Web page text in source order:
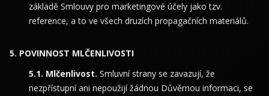
základě Smlouvy pro marketingové účely jako tzv.
reference, a to ve všech druzích propagačních materiálů.
POVINNOST MLČENLIVOSTI
Mlčenlivost. Smluvní strany se zavazují, že
nezpřístupní ani nepoužijí žádnou Důvěrnou informaci, se